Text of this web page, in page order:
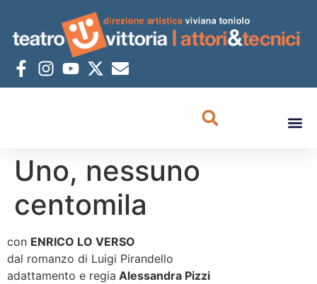
Uno, nessuno
centomila
con ENRICO LO VERSO
dal romanzo di Luigi Pirandello
adattamento e regia Alessandra Pizzi